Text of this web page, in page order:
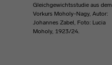
Gleichgewichtsstudie aus dem
Vorkurs Moholy-Nagy, Autor:
Johannes Zabel, Foto: Lucia
Moholy, 1923/24.